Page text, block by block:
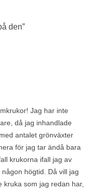
den”
Jag har inte
då jag inhandlade
antalet grönväxter
för jag tar ändå bara
krukorna ifall jag av
högtid. Då vill jag
kruka som jag redan har,